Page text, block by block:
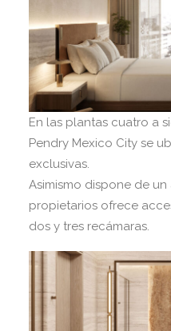
En las plantas cuatro a
Pendry Mexico City se
exclusivas.
Asimismo dispone de
propietarios ofrece
dos y tres recámaras.